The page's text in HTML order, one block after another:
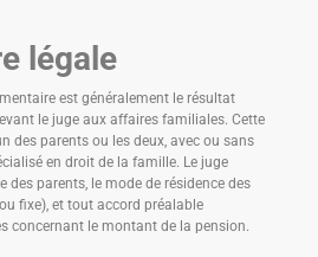
légale
est généralement le résultat
le juge aux affaires familiales. Cette
des parents ou les deux, avec ou sans
en droit de la famille. Le juge
parents, le mode de résidence des
fixe), et tout accord préalable
concernant le montant de la pension.